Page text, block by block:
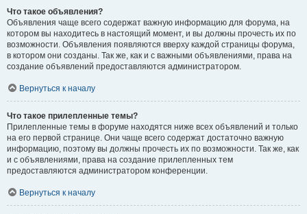
Что такое объявления?
Объявления чаще всего содержат важную информацию для форума, на
котором вы находитесь в настоящий момент, и вы должны прочесть их по
возможности. Объявления появляются вверху каждой страницы форума,
в котором они созданы. Так же, как и с важными объявлениями, права на
создание объявлений предоставляются администратором.
Вернуться к началу
Что такое прилепленные темы?
Прилепленные темы в форуме находятся ниже всех объявлений и только
на его первой странице. Они чаще всего содержат достаточно важную
информацию, поэтому вы должны прочесть их по возможности. Так же, как
и с объявлениями, права на создание прилепленных тем
предоставляются администратором конференции.
Вернуться к началу